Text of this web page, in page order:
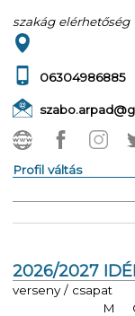
szakág elérhetőség
06304986885
Profil váltás
2026/2027
verseny / csapat
M